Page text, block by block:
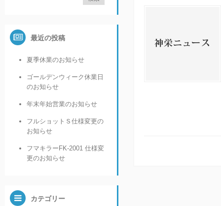
最近の投稿
夏季休業のお知らせ
ゴールデンウィーク休業日
のお知らせ
年末年始営業のお知らせ
フルショットＳ仕様変更の
お知らせ
フマキラーFK-2001 仕様変
更のお知らせ
カテゴリー